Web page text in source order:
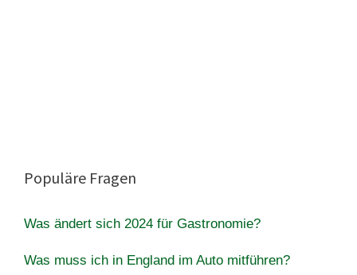
Populäre Fragen
Was ändert sich 2024 für Gastronomie?
Was muss ich in England im Auto mitführen?